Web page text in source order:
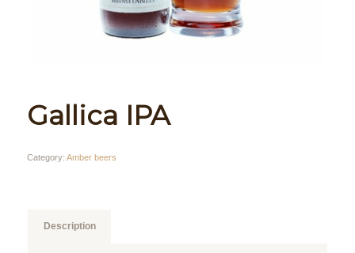
Gallica IPA
Category: Amber beers
Description